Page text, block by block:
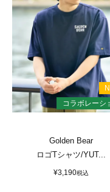
Golden Bear
ロゴTシャツ/YUT...
¥3,190税込